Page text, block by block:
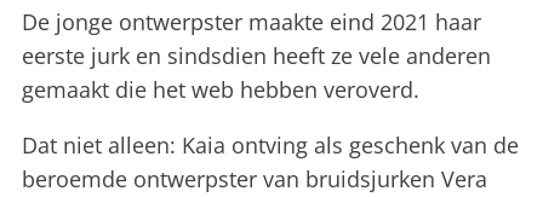
De jonge ontwerpster maakte eind 2021 haar
eerste jurk en sindsdien heeft ze vele anderen
gemaakt die het web hebben veroverd.
Dat niet alleen: Kaia ontving als geschenk van de
beroemde ontwerpster van bruidsjurken Vera